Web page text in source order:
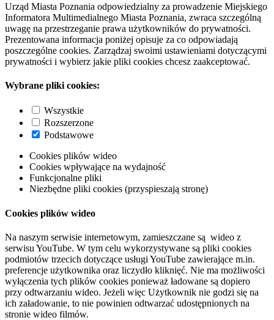
Urząd Miasta Poznania odpowiedzialny za prowadzenie Miejskiego
Informatora Multimedialnego Miasta Poznania, zwraca szczególną
uwagę na przestrzeganie prawa użytkowników do prywatności.
Prezentowana informacja poniżej opisuje za co odpowiadają
poszczególne cookies. Zarządzaj swoimi ustawieniami dotyczącymi
prywatności i wybierz jakie pliki cookies chcesz zaakceptować.
Wybrane pliki cookies:
Wszystkie
Rozszerzone
Podstawowe
Cookies plików wideo
Cookies wpływające na wydajność
Funkcjonalne pliki
Niezbędne pliki cookies (przyspieszają stronę)
Cookies plików wideo
Na naszym serwisie internetowym, zamieszczane są wideo z
serwisu YouTube. W tym celu wykorzystywane są pliki cookies
podmiotów trzecich dotyczące usługi YouTube zawierające m.in.
preferencje użytkownika oraz liczydło kliknięć. Nie ma możliwości
wyłączenia tych plików cookies ponieważ ładowane są dopiero
przy odtwarzaniu wideo. Jeżeli więc Użytkownik nie godzi się na
ich załadowanie, to nie powinien odtwarzać udostępnionych na
stronie wideo filmów.